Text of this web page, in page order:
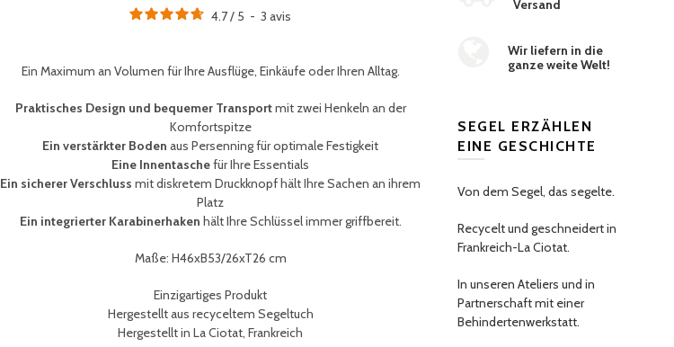
4.7/ 5 - 3 avis
Ein Maximum an Volumen für Ihre Ausflüge, Einkäufe oder Ihren Alltag.
Praktisches Design und bequemer Transportmit zwei Henkeln an der
Komfortspitze
Ein verstärkter Boden aus Persenning für optimale Festigkeit
Eine Innentaschefür Ihre Essentials
Ein sicherer Verschluss mit diskretem Druckknopf hält Ihre Sachen an ihrem
Platz
Ein integrierter Karabinerhaken hält IhreSchlüssel immer griffbereit.
Maße: H46xB53/26xT26 cm
Einzigartiges Produkt
Hergestellt aus recyceltem Segeltuch
Hergestellt in La Ciotat, Frankreich
Versand
Wir liefern in die
ganze weite Welt!
SEGEL ERZÄHLEN
EINE GESCHICHTE
Von dem Segel, das segelte.
Recycelt und geschneidert in
Frankreich-La Ciotat.
In unseren Ateliers und in
Partnerschaft mit einer
Behindertenwerkstatt.